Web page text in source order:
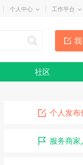
个人中心 工作平台
社区
个人发布
服务商家